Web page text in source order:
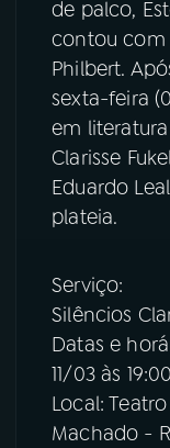
de palco,
contou com
Philbert.
sexta-feira
em
Clarisse
Eduardo
plateia.
Serviço:
Silêncios
Datas e
11/03 às 19:00
Local:
Machado -